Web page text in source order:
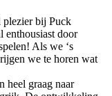
plezier bij Puck
enthousiast door
Als we ‘s
we te horen wat
heel graag naar